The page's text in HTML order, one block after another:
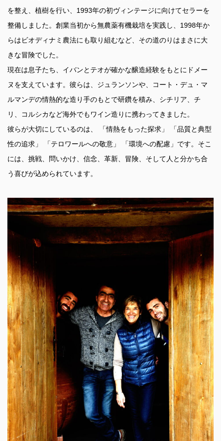
を整え、植樹を行い、1993年の初ヴィンテージに向けてセラーを
整備しました。創業当初から無農薬有機栽培を実践し、1998年か
らはビオディナミ農法にも取り組むなど、その道のりはまさに大
きな冒険でした。
現在は息子たち、イバンとテオが確かな醸造経験をもとにドメー
ヌを支えています。彼らは、ジュランソンや、コート・デュ・マ
ルマンデの情熱的な造り手のもとで研鑽を積み、シチリア、チ
リ、コルシカなど海外でもワイン造りに携わってきました。
彼らが大切にしているのは、 「情熱をもった探求」 「品質と典型
性の追求」 「テロワールへの敬意」 「環境への配慮」です。そこ
には、挑戦、問いかけ、信念、革新、冒険、そして人と分かち合
う喜びが込められています。